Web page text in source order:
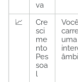
va
📈
Cre
sci
me
nto
Pes
soa
l